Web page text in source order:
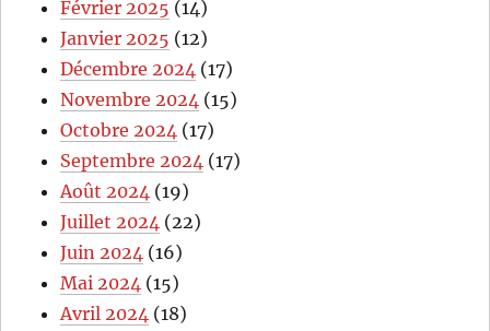
Février 2025 (14)
Janvier 2025 (12)
Décembre 2024 (17)
Novembre 2024 (15)
Octobre 2024 (17)
Septembre 2024 (17)
Août 2024 (19)
Juillet 2024 (22)
Juin 2024 (16)
Mai 2024 (15)
Avril 2024 (18)